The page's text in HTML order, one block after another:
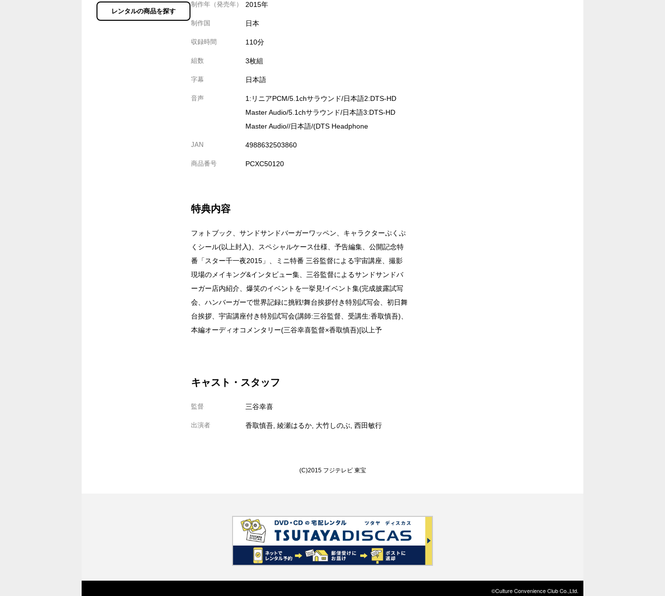
レンタルの商品を探す
制作年（発売年） 2015年
制作国 日本
収録時間 110分
組数 3枚組
字幕 日本語
音声
1:リニアPCM/5.1chサラウンド/日本語2:DTS-HD
Master Audio/5.1chサラウンド/日本語3:DTS-HD
Master Audio//日本語/(DTS Headphone
JAN 4988632503860
商品番号 PCXC50120
特典内容
フォトブック、サンドサンドバーガーワッペン、キャラクターぷくぷ
くシール(以上封入)、スペシャルケース仕様、予告編集、公開記念特
番「スター千一夜2015」、ミニ特番 三谷監督による宇宙講座、撮影
現場のメイキング&インタビュー集、三谷監督によるサンドサンドバ
ーガー店内紹介、爆笑のイベントを一挙見!イベント集(完成披露試写
会、ハンバーガーで世界記録に挑戦!舞台挨拶付き特別試写会、初日舞
台挨拶、宇宙講座付き特別試写会(講師:三谷監督、受講生:香取慎吾)、
本編オーディオコメンタリー(三谷幸喜監督×香取慎吾)[以上予
キャスト・スタッフ
監督 三谷幸喜
出演者 香取慎吾, 綾瀬はるか, 大竹しのぶ, 西田敏行
(C)2015 フジテレビ 東宝
©Culture Convenience Club Co.,Ltd.